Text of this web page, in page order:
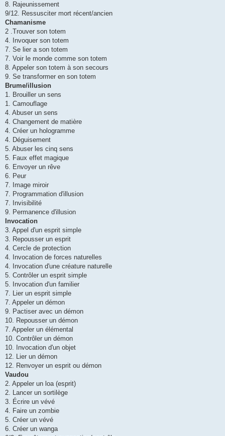
8. Rajeunissement
9/12. Ressusciter mort récent/ancien
Chamanisme
2 .Trouver son totem
4. Invoquer son totem
7. Se lier a son totem
7. Voir le monde comme son totem
8. Appeler son totem à son secours
9. Se transformer en son totem
Brume/illusion
1. Brouiller un sens
1. Camouflage
4. Abuser un sens
4. Changement de matière
4. Créer un hologramme
4. Déguisement
5. Abuser les cinq sens
5. Faux effet magique
6. Envoyer un rêve
6. Peur
7. Image miroir
7. Programmation d'illusion
7. Invisibilité
9. Permanence d'illusion
Invocation
3. Appel d'un esprit simple
3. Repousser un esprit
4. Cercle de protection
4. Invocation de forces naturelles
4. Invocation d'une créature naturelle
5. Contrôler un esprit simple
5. Invocation d'un familier
7. Lier un esprit simple
7. Appeler un démon
9. Pactiser avec un démon
10. Repousser un démon
7. Appeler un élémental
10. Contrôler un démon
10. Invocation d'un objet
12. Lier un démon
12. Renvoyer un esprit ou démon
Vaudou
2. Appeler un loa (esprit)
2. Lancer un sortilège
3. Écrire un vévé
4. Faire un zombie
5. Créer un vévé
6. Créer un wanga